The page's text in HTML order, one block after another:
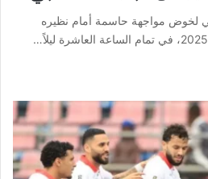
لخوض مواجهة حاسمة أمام نظيره